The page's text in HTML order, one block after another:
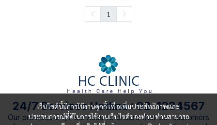
1
เว็บไซต์นี้มีการใช้งานคุกกี้ เพื่อเพิ่มประสิทธิภาพและ
ประสบการณ์ที่ดีในการใช้งานเว็บไซต์ของท่าน ท่านสามารถ
24/7 Services Hotline : 02-1234567
Our provides 24/7 services to ensure that our customers